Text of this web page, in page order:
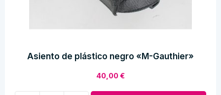
Asiento de plástico negro «M-Gauthier»
40,00€